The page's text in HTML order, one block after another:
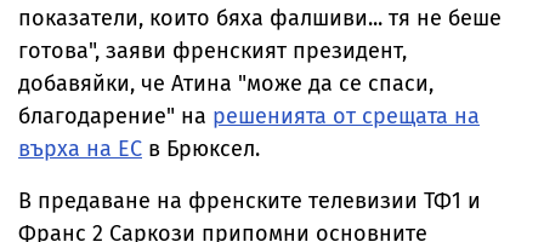
показатели, които бяха фалшиви... тя не беше
готова", заяви френският президент,
добавяйки, че Атина "може да се спаси,
благодарение" на решенията от срещата на
върха на ЕС в Брюксел.
В предаване на френските телевизии ТФ1 и
Франс 2 Саркози припомни основните